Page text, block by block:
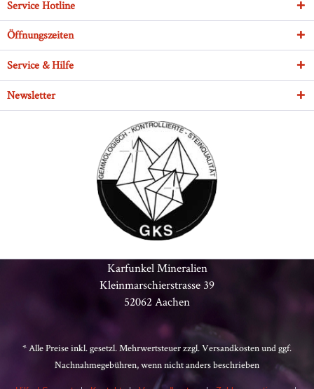
Service Hotline
Öffnungszeiten
Service & Hilfe
Newsletter
Karfunkel Mineralien
Kleinmarschierstrasse 39
52062 Aachen
* Alle Preise inkl. gesetzl. Mehrwertsteuer zzgl.Versandkostenund ggf.
Nachnahmegebühren, wenn nicht anders beschrieben